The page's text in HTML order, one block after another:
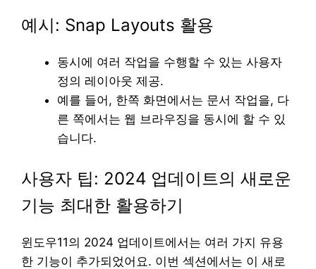
예시: Snap Layouts 활용
동시에 여러 작업을 수행할 수 있는 사용자
정의 레이아웃 제공.
예를 들어, 한쪽 화면에서는 문서 작업을, 다
른 쪽에서는 웹 브라우징을 동시에 할 수 있
습니다.
사용자 팁: 2024 업데이트의 새로운
기능 최대한 활용하기
윈도우11의 2024 업데이트에서는 여러 가지 유용
한 기능이 추가되었어요. 이번 섹션에서는 이 새로